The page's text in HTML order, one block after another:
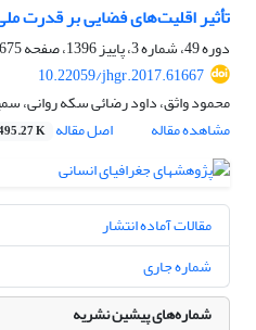
تأثیر اقلیت‌های فضایی بر قدرت
دوره 49، شماره 3، پاییز 1396، صفحه
675-691
10.22059/jhgr.2017.61667
محمود واثق، داود رضائی سکه روانی،
مشاهده مقاله
اصل مقاله K
مقالات آماده انتشار
شماره جاری
شماره‌های پیشین نشریه